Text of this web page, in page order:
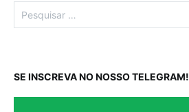
Pesquisar
por:
SE INSCREVA NO NOSSO TELEGRAM!